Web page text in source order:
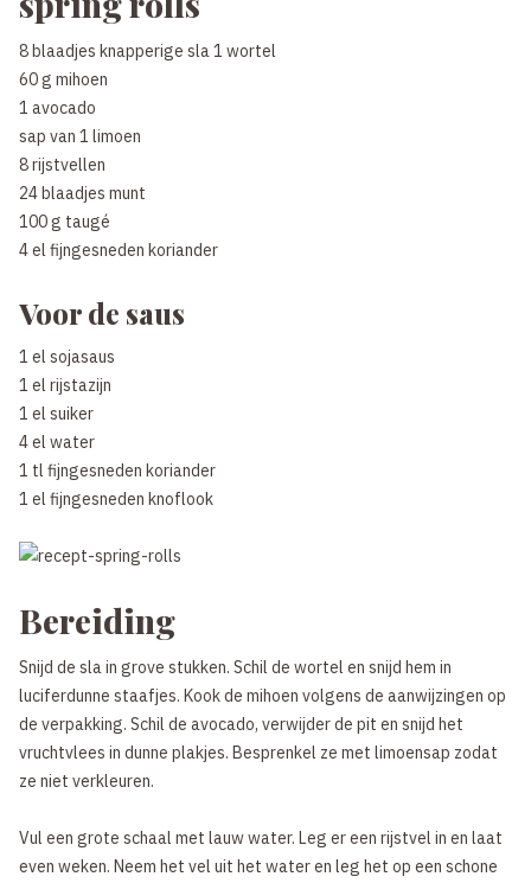
8 blaadjes knapperige sla 1 wortel
60 g mihoen
1 avocado
sap van 1 limoen
8 rijstvellen
24 blaadjes munt
100 g taugé
4 el fijngesneden koriander
Voor de saus
1 el sojasaus
1 el rijstazijn
1 el suiker
4 el water
1 tl fijngesneden koriander
1 el fijngesneden knoflook
Bereiding
Snijd de sla in grove stukken. Schil de wortel en snijd hem in
luciferdunne staafjes. Kook de mihoen volgens de aanwijzingen op
de verpakking. Schil de avocado, verwijder de pit en snijd het
vruchtvlees in dunne plakjes. Besprenkel ze met limoensap zodat
ze niet verkleuren.
Vul een grote schaal met lauw water. Leg er een rijstvel in en laat
even weken. Neem het vel uit het water en leg het op een schone